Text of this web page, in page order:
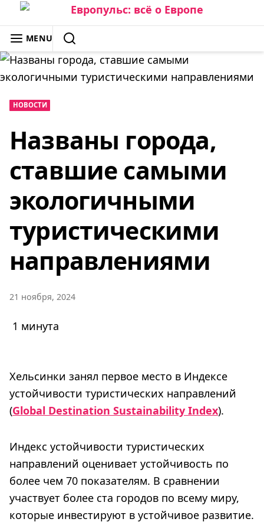
Skip
to
content
ЕВРОПУЛЬС: ВСЁ О ЕВРОПЕ
MENU
SEARCH
НОВОСТИ
Названы города,
ставшие самыми
экологичными
туристическими
направлениями
21 ноября, 2024
1 минута
Хельсинки занял первое место в Индексе
устойчивости туристических направлений
(Global Destination Sustainability Index).
Индекс устойчивости туристических
направлений оценивает устойчивость по
более чем 70 показателям. В сравнении
участвует более ста городов по всему миру,
которые инвестируют в устойчивое развитие.